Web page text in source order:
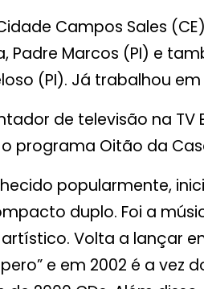
Campos Sales
Padre Marcos (PI) e
(PI). Já trabalhou
de televisão na TV
programa Oitão da
popularmente,
duplo. Foi a
Volta a lançar
e em 2002 é a vez